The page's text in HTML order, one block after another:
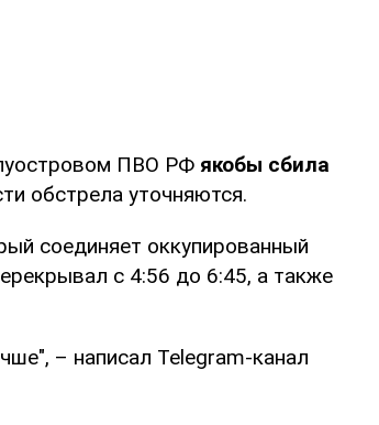
ПВО РФ якобы сбила
обстрела уточняются.
соединяет оккупированный
с 4:56 до 6:45, а также
– написал Telegram-канал